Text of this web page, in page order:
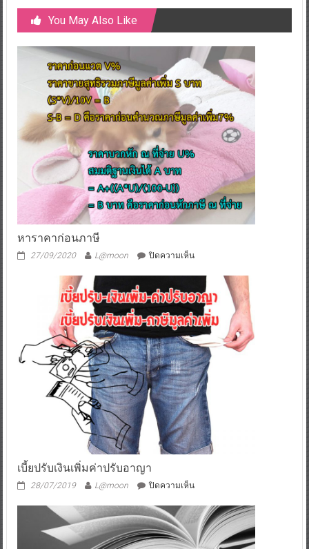
You May Also Like
หาราคาก่อนภาษี
27/09/2020 L@moon ปิดความเห็นบน
ราคา
ก่อน
ภาษี
เบี้ยปรับเงินเพิ่มค่าปรับอาญา
28/07/2019 L@moon ปิดความเห็นบน
ปรับ
เงิน
เพิ่ม
ค่า